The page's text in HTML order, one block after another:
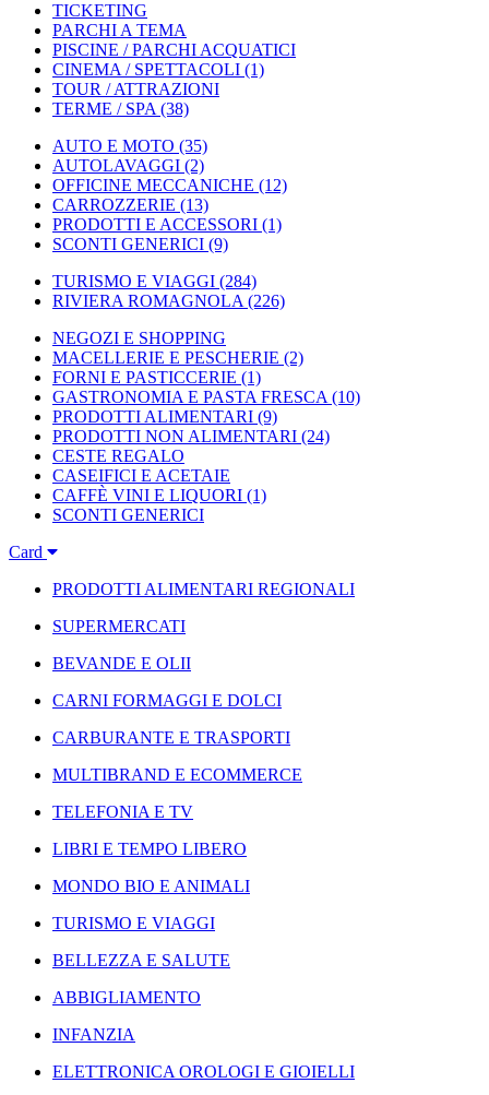
TICKETING
PARCHI A TEMA
PISCINE / PARCHI ACQUATICI
CINEMA / SPETTACOLI (1)
TOUR / ATTRAZIONI
TERME / SPA (38)
AUTO E MOTO (35)
AUTOLAVAGGI (2)
OFFICINE MECCANICHE (12)
CARROZZERIE (13)
PRODOTTI E ACCESSORI (1)
SCONTI GENERICI (9)
TURISMO E VIAGGI (284)
RIVIERA ROMAGNOLA (226)
NEGOZI E SHOPPING
MACELLERIE E PESCHERIE (2)
FORNI E PASTICCERIE (1)
GASTRONOMIA E PASTA FRESCA (10)
PRODOTTI ALIMENTARI (9)
PRODOTTI NON ALIMENTARI (24)
CESTE REGALO
CASEIFICI E ACETAIE
CAFFÈ VINI E LIQUORI (1)
SCONTI GENERICI
Card
PRODOTTI ALIMENTARI REGIONALI
SUPERMERCATI
BEVANDE E OLII
CARNI FORMAGGI E DOLCI
CARBURANTE E TRASPORTI
MULTIBRAND E ECOMMERCE
TELEFONIA E TV
LIBRI E TEMPO LIBERO
MONDO BIO E ANIMALI
TURISMO E VIAGGI
BELLEZZA E SALUTE
ABBIGLIAMENTO
INFANZIA
ELETTRONICA OROLOGI E GIOIELLI